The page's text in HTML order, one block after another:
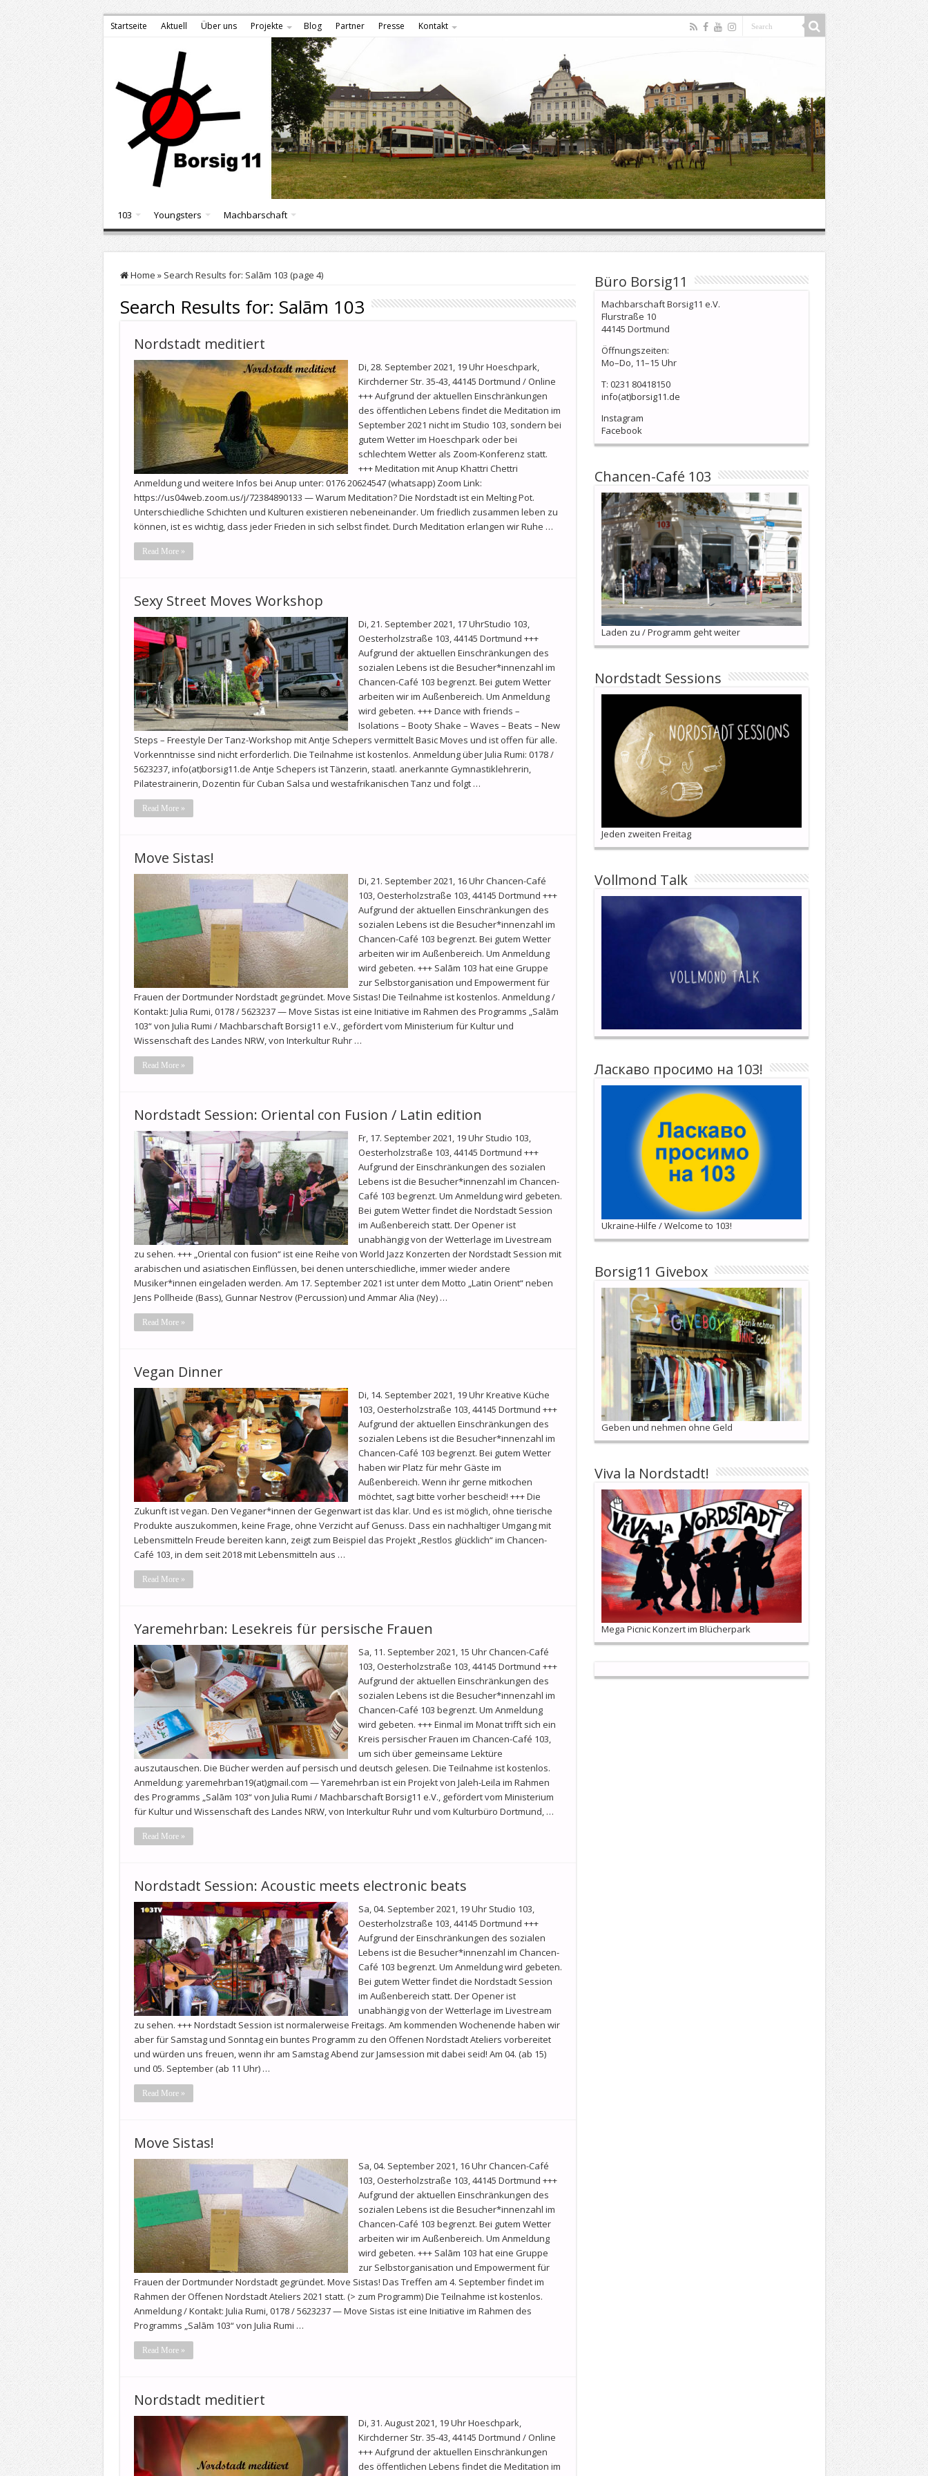
Startseite Aktuell Über uns Projekte Blog Partner Presse Kontakt
103 Youngsters Machbarschaft
Home » Search Results for: Salām 103 (page 4)
Search Results for: Salām 103
Nordstadt meditiert
Di, 28. September 2021, 19 Uhr Hoeschpark,
Kirchderner Str. 35-43, 44145 Dortmund / Online
+++ Aufgrund der aktuellen Einschränkungen
des öffentlichen Lebens findet die Meditation im
September 2021 nicht im Studio 103, sondern bei
gutem Wetter im Hoeschpark oder bei
schlechtem Wetter als Zoom-Konferenz statt.
+++ Meditation mit Anup Khattri Chettri
Anmeldung und weitere Infos bei Anup unter: 0176 20624547 (whatsapp) Zoom Link:
https://us04web.zoom.us/j/72384890133 — Warum Meditation? Die Nordstadt ist ein Melting Pot.
Unterschiedliche Schichten und Kulturen existieren nebeneinander. Um friedlich zusammen leben zu
können, ist es wichtig, dass jeder Frieden in sich selbst findet. Durch Meditation erlangen wir Ruhe …
Read More »
Sexy Street Moves Workshop
Di, 21. September 2021, 17 UhrStudio 103,
Oesterholzstraße 103, 44145 Dortmund +++
Aufgrund der aktuellen Einschränkungen des
sozialen Lebens ist die Besucher*innenzahl im
Chancen-Café 103 begrenzt. Bei gutem Wetter
arbeiten wir im Außenbereich. Um Anmeldung
wird gebeten. +++ Dance with friends –
Isolations – Booty Shake – Waves – Beats – New
Steps – Freestyle Der Tanz-Workshop mit Antje Schepers vermittelt Basic Moves und ist offen für alle.
Vorkenntnisse sind nicht erforderlich. Die Teilnahme ist kostenlos. Anmeldung über Julia Rumi: 0178 /
5623237, info(at)borsig11.de Antje Schepers ist Tänzerin, staatl. anerkannte Gymnastiklehrerin,
Pilatestrainerin, Dozentin für Cuban Salsa und westafrikanischen Tanz und folgt …
Read More »
Move Sistas!
Di, 21. September 2021, 16 Uhr Chancen-Café
103, Oesterholzstraße 103, 44145 Dortmund +++
Aufgrund der aktuellen Einschränkungen des
sozialen Lebens ist die Besucher*innenzahl im
Chancen-Café 103 begrenzt. Bei gutem Wetter
arbeiten wir im Außenbereich. Um Anmeldung
wird gebeten. +++ Salām 103 hat eine Gruppe
zur Selbstorganisation und Empowerment für
Frauen der Dortmunder Nordstadt gegründet. Move Sistas! Die Teilnahme ist kostenlos. Anmeldung /
Kontakt: Julia Rumi, 0178 / 5623237 — Move Sistas ist eine Initiative im Rahmen des Programms „Salām
103“ von Julia Rumi / Machbarschaft Borsig11 e.V., gefördert vom Ministerium für Kultur und
Wissenschaft des Landes NRW, von Interkultur Ruhr …
Read More »
Nordstadt Session: Oriental con Fusion / Latin edition
Fr, 17. September 2021, 19 Uhr Studio 103,
Oesterholzstraße 103, 44145 Dortmund +++
Aufgrund der Einschränkungen des sozialen
Lebens ist die Besucher*innenzahl im Chancen-
Café 103 begrenzt. Um Anmeldung wird gebeten.
Bei gutem Wetter findet die Nordstadt Session
im Außenbereich statt. Der Opener ist
unabhängig von der Wetterlage im Livestream
zu sehen. +++ „Oriental con fusion“ ist eine Reihe von World Jazz Konzerten der Nordstadt Session mit
arabischen und asiatischen Einflüssen, bei denen unterschiedliche, immer wieder andere
Musiker*innen eingeladen werden. Am 17. September 2021 ist unter dem Motto „Latin Orient“ neben
Jens Pollheide (Bass), Gunnar Nestrov (Percussion) und Ammar Alia (Ney) …
Read More »
Vegan Dinner
Di, 14. September 2021, 19 Uhr Kreative Küche
103, Oesterholzstraße 103, 44145 Dortmund +++
Aufgrund der aktuellen Einschränkungen des
sozialen Lebens ist die Besucher*innenzahl im
Chancen-Café 103 begrenzt. Bei gutem Wetter
haben wir Platz für mehr Gäste im
Außenbereich. Wenn ihr gerne mitkochen
möchtet, sagt bitte vorher bescheid! +++ Die
Zukunft ist vegan. Den Veganer*innen der Gegenwart ist das klar. Und es ist möglich, ohne tierische
Produkte auszukommen, keine Frage, ohne Verzicht auf Genuss. Dass ein nachhaltiger Umgang mit
Lebensmitteln Freude bereiten kann, zeigt zum Beispiel das Projekt „Restlos glücklich“ im Chancen-
Café 103, in dem seit 2018 mit Lebensmitteln aus …
Read More »
Yaremehrban: Lesekreis für persische Frauen
Sa, 11. September 2021, 15 Uhr Chancen-Café
103, Oesterholzstraße 103, 44145 Dortmund +++
Aufgrund der aktuellen Einschränkungen des
sozialen Lebens ist die Besucher*innenzahl im
Chancen-Café 103 begrenzt. Um Anmeldung
wird gebeten. +++ Einmal im Monat trifft sich ein
Kreis persischer Frauen im Chancen-Café 103,
um sich über gemeinsame Lektüre
auszutauschen. Die Bücher werden auf persisch und deutsch gelesen. Die Teilnahme ist kostenlos.
Anmeldung: yaremehrban19(at)gmail.com — Yaremehrban ist ein Projekt von Jaleh-Leila im Rahmen
des Programms „Salām 103“ von Julia Rumi / Machbarschaft Borsig11 e.V., gefördert vom Ministerium
für Kultur und Wissenschaft des Landes NRW, von Interkultur Ruhr und vom Kulturbüro Dortmund, …
Read More »
Nordstadt Session: Acoustic meets electronic beats
Sa, 04. September 2021, 19 Uhr Studio 103,
Oesterholzstraße 103, 44145 Dortmund +++
Aufgrund der Einschränkungen des sozialen
Lebens ist die Besucher*innenzahl im Chancen-
Café 103 begrenzt. Um Anmeldung wird gebeten.
Bei gutem Wetter findet die Nordstadt Session
im Außenbereich statt. Der Opener ist
unabhängig von der Wetterlage im Livestream
zu sehen. +++ Nordstadt Session ist normalerweise Freitags. Am kommenden Wochenende haben wir
aber für Samstag und Sonntag ein buntes Programm zu den Offenen Nordstadt Ateliers vorbereitet
und würden uns freuen, wenn ihr am Samstag Abend zur Jamsession mit dabei seid! Am 04. (ab 15)
und 05. September (ab 11 Uhr) …
Read More »
Move Sistas!
Sa, 04. September 2021, 16 Uhr Chancen-Café
103, Oesterholzstraße 103, 44145 Dortmund +++
Aufgrund der aktuellen Einschränkungen des
sozialen Lebens ist die Besucher*innenzahl im
Chancen-Café 103 begrenzt. Bei gutem Wetter
arbeiten wir im Außenbereich. Um Anmeldung
wird gebeten. +++ Salām 103 hat eine Gruppe
zur Selbstorganisation und Empowerment für
Frauen der Dortmunder Nordstadt gegründet. Move Sistas! Das Treffen am 4. September findet im
Rahmen der Offenen Nordstadt Ateliers 2021 statt. (> zum Programm) Die Teilnahme ist kostenlos.
Anmeldung / Kontakt: Julia Rumi, 0178 / 5623237 — Move Sistas ist eine Initiative im Rahmen des
Programms „Salām 103“ von Julia Rumi …
Read More »
Nordstadt meditiert
Di, 31. August 2021, 19 Uhr Hoeschpark,
Kirchderner Str. 35-43, 44145 Dortmund / Online
+++ Aufgrund der aktuellen Einschränkungen
des öffentlichen Lebens findet die Meditation im
Büro Borsig11
Machbarschaft Borsig11 e.V.
Flurstraße 10
44145 Dortmund
Öffnungszeiten:
Mo–Do, 11–15 Uhr
T: 0231 80418150
info(at)borsig11.de
Instagram
Facebook
Chancen-Café 103
Laden zu / Programm geht weiter
Nordstadt Sessions
Jeden zweiten Freitag
Vollmond Talk
Ласкаво просимо на 103!
Ukraine-Hilfe / Welcome to 103!
Borsig11 Givebox
Geben und nehmen ohne Geld
Viva la Nordstadt!
Mega Picnic Konzert im Blücherpark